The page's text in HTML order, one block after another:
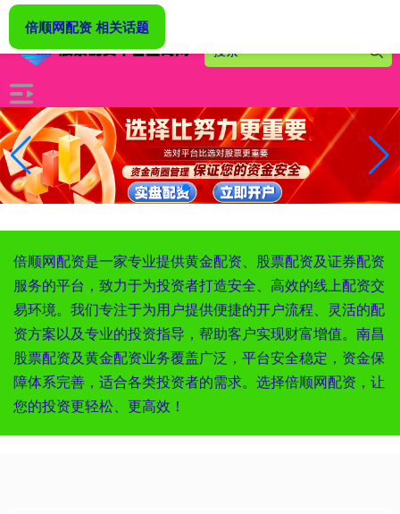
-->
倍顺网配资是一家专业提供黄金配资、股票配资及证券配资
服务的平台，致力于为投资者打造安全、高效的线上配资交
易环境。我们专注于为用户提供便捷的开户流程、灵活的配
资方案以及专业的投资指导，帮助客户实现财富增值。南昌
股票配资及黄金配资业务覆盖广泛，平台安全稳定，资金保
障体系完善，适合各类投资者的需求。选择倍顺网配资，让
您的投资更轻松、更高效！
倍顺网配资 相关话题